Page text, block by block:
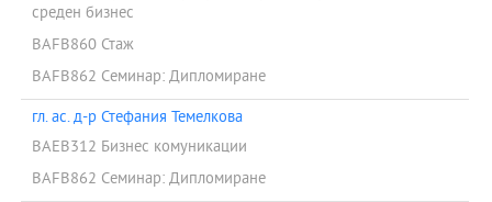
среден бизнес
BAFB860 Стаж
BAFB862 Семинар: Дипломиране
гл. ас. д-р Стефания Темелкова
BAEB312 Бизнес комуникации
BAFB862 Семинар: Дипломиране